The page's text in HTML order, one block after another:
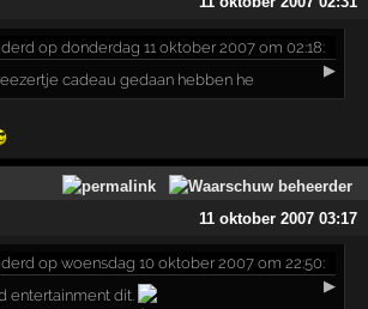
op donderdag 11 oktober 2007 om 02:18:
▶
cadeau gedaan hebben he
11 oktober 2007 03:17
op woensdag 10 oktober 2007 om 22:50:
▶
entertainment dit.